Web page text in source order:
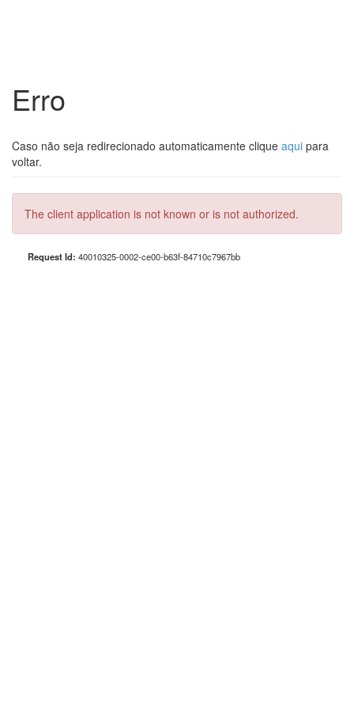
Erro
Caso não seja redirecionado automaticamente clique aqui para
voltar.
The client application is not known or is not authorized.
Request Id: 40010325-0002-ce00-b63f-84710c7967bb